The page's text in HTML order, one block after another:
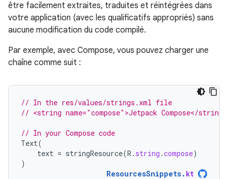
être facilement extraites, traduites et réintégrées dans
votre application (avec les qualificatifs appropriés) sans
aucune modification du code compilé.
Par exemple, avec Compose, vous pouvez charger une
chaîne comme suit :
// In the res/values/strings.xml file
// <string name="compose">Jetpack Compose</string>
// In your Compose code
Text(
text = stringResource(R . string .compose)
)
ResourcesSnippets. kt